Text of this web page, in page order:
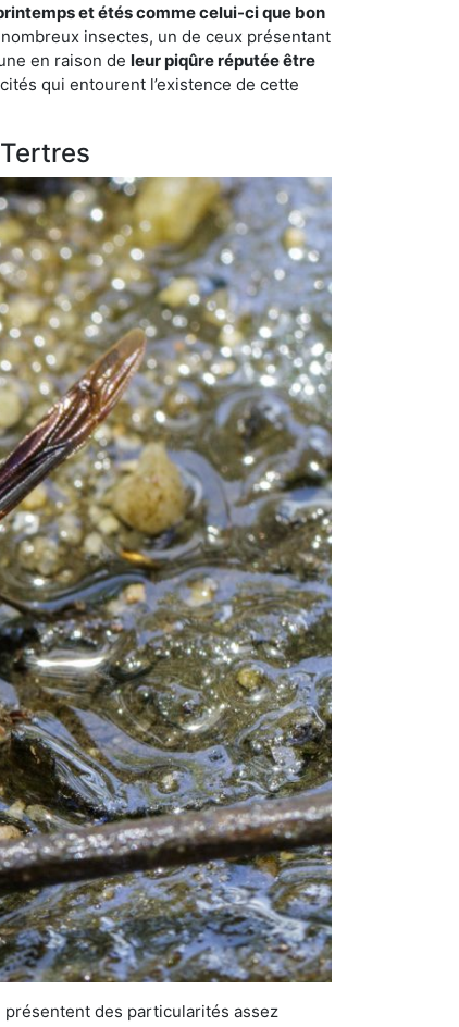
et étés comme celui-ci que bon
insectes, un de ceux présentant
en raison de leur piqûre réputée être
qui entourent l’existence de cette
des particularités assez